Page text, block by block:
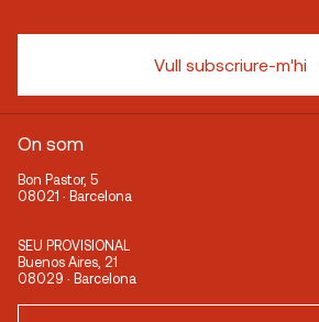
Vull subscriure-m'hi
On som
Bon Pastor, 5
08021 · Barcelona
SEU PROVISIONAL
Buenos Aires, 21
08029 · Barcelona